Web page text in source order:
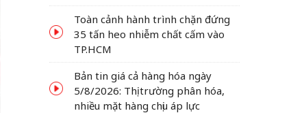
Toàn cảnh hành trình chặn đứng
35 tấn heo nhiễm chất cấm vào
TP.HCM
Bản tin giá cả hàng hóa ngày
5/8/2026: Thị trường phân hóa,
nhiều mặt hàng chịu áp lực